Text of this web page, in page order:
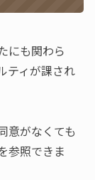
にも関わら
ティが課され
意がなくても
参照できま